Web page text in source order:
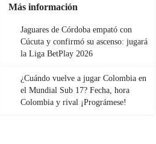
Más información
Jaguares de Córdoba empató con
Cúcuta y confirmó su ascenso: jugará
la Liga BetPlay 2026
¿Cuándo vuelve a jugar Colombia en
el Mundial Sub 17? Fecha, hora
Colombia y rival ¡Prográmese!